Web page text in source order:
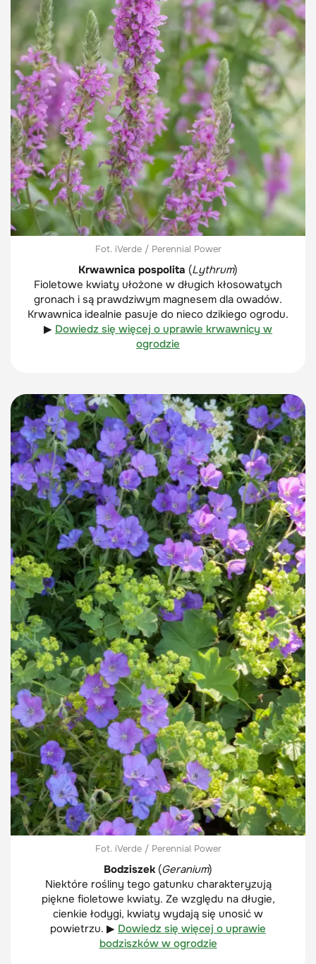
Fot. iVerde / Perennial Power
Krwawnica pospolita (Lythrum)
Fioletowe kwiaty ułożone w długich kłosowatych
gronach i są prawdziwym magnesem dla owadów.
Krwawnica idealnie pasuje do nieco dzikiego ogrodu.
▶ Dowiedz się więcej o uprawie krwawnicy w
ogrodzie
Fot. iVerde / Perennial Power
Bodziszek(Geranium)
Niektóre rośliny tego gatunku charakteryzują
piękne fioletowe kwiaty. Ze względu na długie,
cienkie łodygi, kwiaty wydają się unosić w
powietrzu. ▶ Dowiedz się więcej o uprawie
bodziszków w ogrodzie